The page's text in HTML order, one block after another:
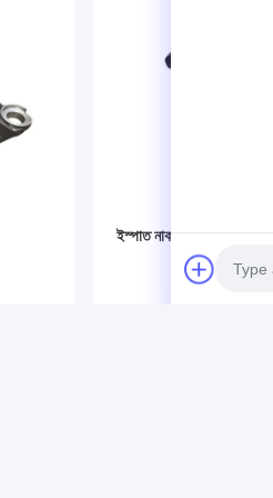
ইস্পাত নাকল রেলওয়ে ঢালাই অংশ